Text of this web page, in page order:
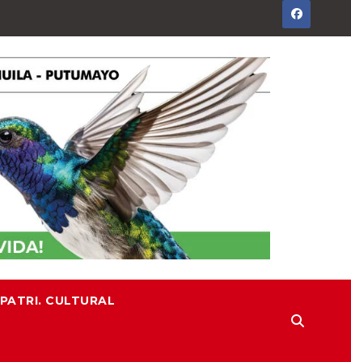
PATRI. CULTURAL